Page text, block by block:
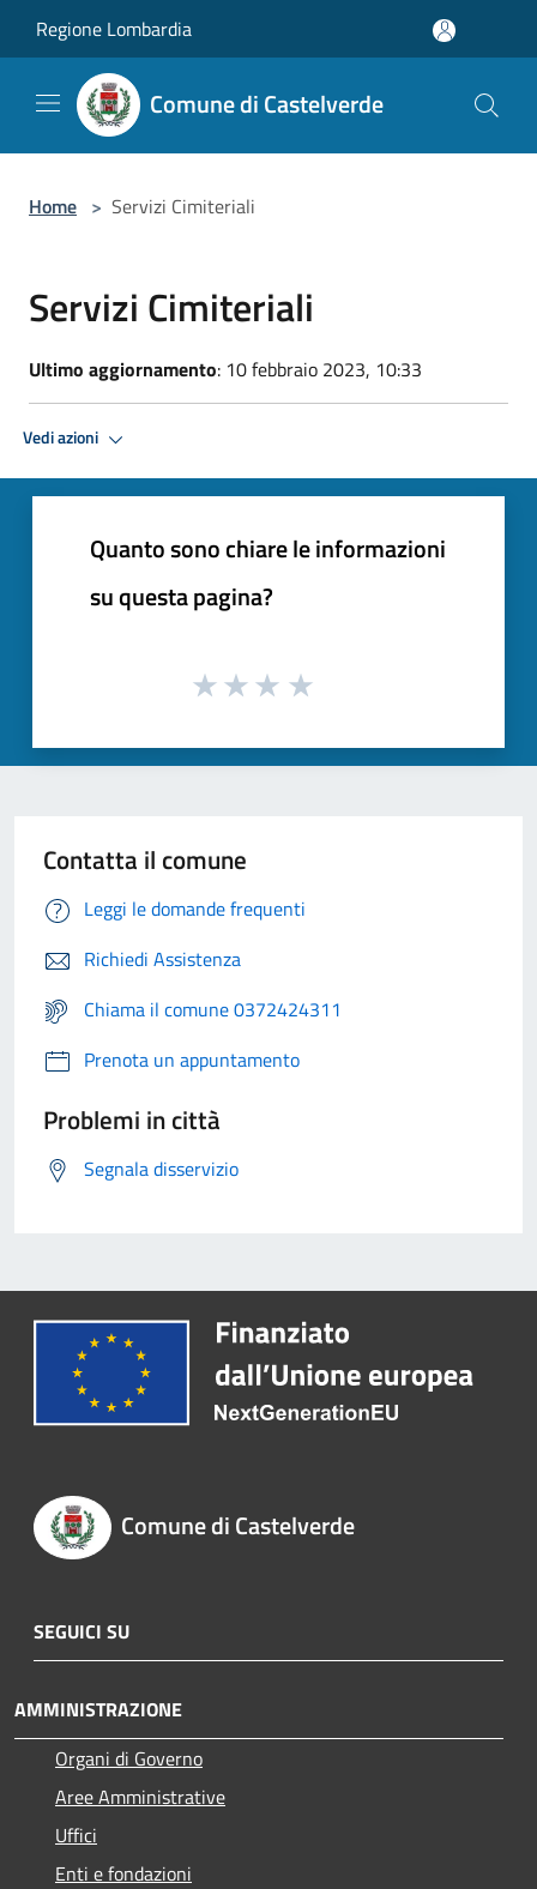
Regione Lombardia
Comune di Castelverde
Home > Servizi Cimiteriali
Servizi Cimiteriali
Ultimo aggiornamento: 10 febbraio 2023, 10:33
Vedi azioni
Quanto sono chiare le informazioni
su questa pagina?
Contatta il comune
Leggi le domande frequenti
Richiedi Assistenza
Chiama il comune 0372424311
Prenota un appuntamento
Problemi in città
Segnala disservizio
Comune di Castelverde
SEGUICI SU
AMMINISTRAZIONE
Organi di Governo
Aree Amministrative
Uffici
Enti e fondazioni